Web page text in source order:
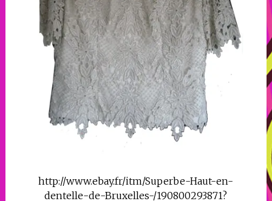
http://www.ebay.fr/itm/Superbe-Haut-en-
dentelle-de-Bruxelles-/190800293871?